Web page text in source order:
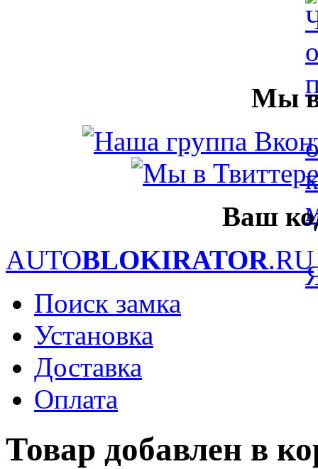
Мы в
Ваш
AUTOBLOKIRATOR.RU
Поиск замка
Установка
Доставка
Оплата
Товар добавлен в